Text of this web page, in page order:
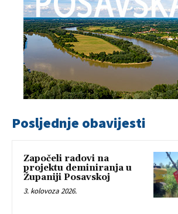
Posljednje obavijesti
Započeli radovi na
projektu deminiranja u
Županiji Posavskoj
3. kolovoza 2026.